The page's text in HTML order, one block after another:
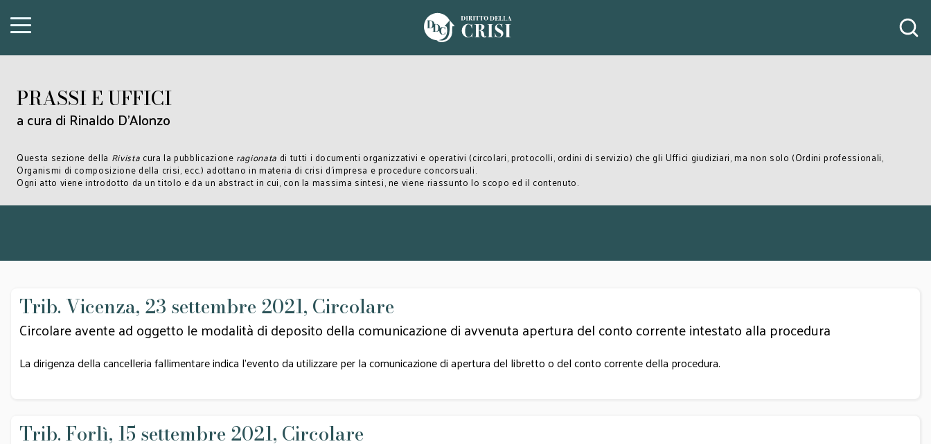
PRASSI E UFFICI
a cura di Rinaldo D'Alonzo
Questa sezione della Rivista cura la pubblicazione ragionata di tutti i documenti organizzativi e operativi (circolari, protocolli, ordini di servizio) che gli Uffici giudiziari, ma non solo (Ordini professionali,
Organismi di composizione della crisi, ecc.) adottano in materia di crisi d’impresa e procedure concorsuali.
Ogni atto viene introdotto da un titolo e da un abstract in cui, con la massima sintesi, ne viene riassunto lo scopo ed il contenuto.
Trib. Vicenza, 23 settembre 2021, Circolare
Circolare avente ad oggetto le modalità di deposito della comunicazione di avvenuta apertura del conto corrente intestato alla procedura
La dirigenza della cancelleria fallimentare indica l’evento da utilizzare per la comunicazione di apertura del libretto o del conto corrente della procedura.
Trib. Forlì, 15 settembre 2021, Circolare